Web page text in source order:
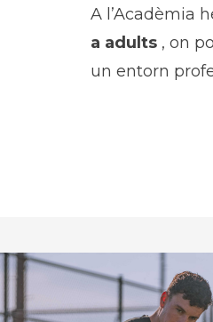
A l’Acadèmia
a adults , on
un entorn